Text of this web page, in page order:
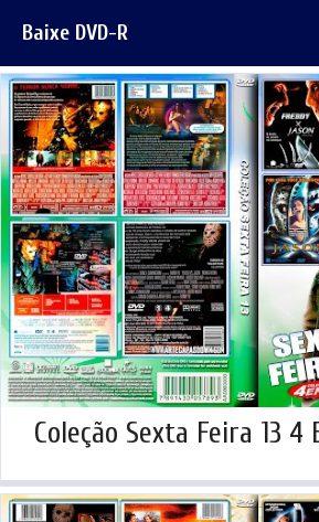
para
o
conteúdo
Baixe DVD-R
Coleção Sexta Feira 13 4